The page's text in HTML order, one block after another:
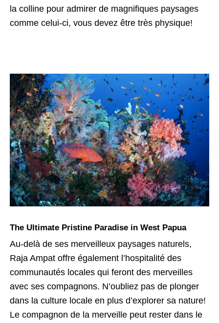
la colline pour admirer de magnifiques paysages
comme celui-ci, vous devez être très physique!
The Ultimate Pristine Paradise in West Papua
Au-delà de ses merveilleux paysages naturels,
Raja Ampat offre également l’hospitalité des
communautés locales qui feront des merveilles
avec ses compagnons. N’oubliez pas de plonger
dans la culture locale en plus d’explorer sa nature!
Le compagnon de la merveille peut rester dans le